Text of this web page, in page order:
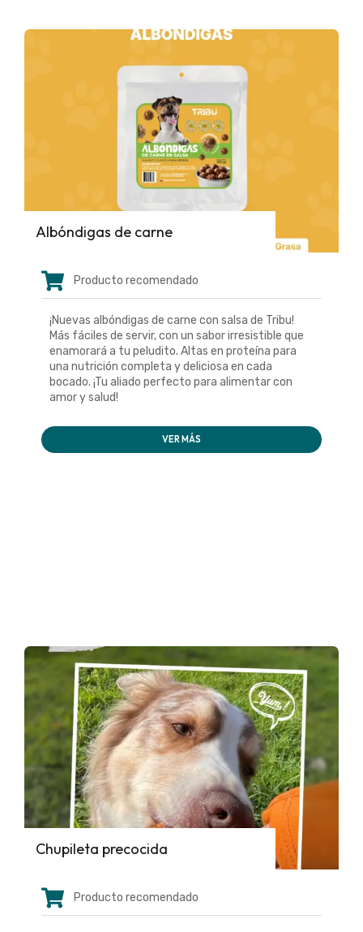
Albóndigas de carne
Producto recomendado
¡Nuevas albóndigas de carne con salsa de Tribu!
Más fáciles de servir, con un sabor irresistible que
enamorará a tu peludito. Altas en proteína para
una nutrición completa y deliciosa en cada
bocado. ¡Tu aliado perfecto para alimentar con
amor y salud!
VER MÁS
Chupileta precocida
Producto recomendado